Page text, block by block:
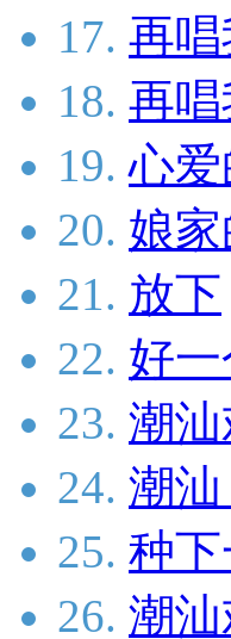
17. 再唱
18. 再
19. 心
20. 娘
21. 放下
22. 好
23. 潮
24. 潮
25. 种
26. 潮